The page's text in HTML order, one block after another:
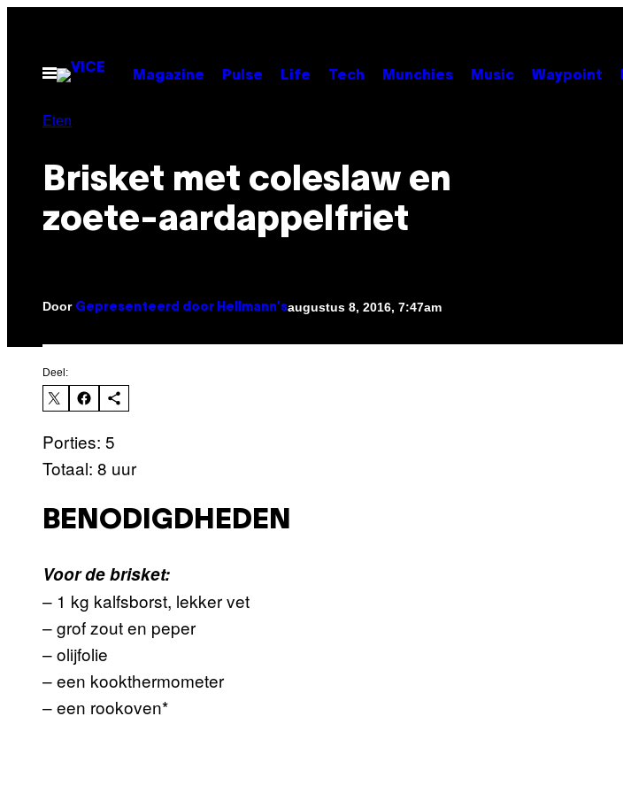
Open
menu
Magazine Pulse Life Tech Munchies Music Waypoint
Eten
Brisket met coleslaw en
zoete-aardappelfriet
Door Gepresenteerd door Hellmann'saugustus 8, 2016, 7:47am
Deel:
Porties: 5
Totaal: 8 uur
BENODIGDHEDEN
Voor de brisket:
– 1 kg kalfsborst, lekker vet
– grof zout en peper
– olijfolie
– een kookthermometer
– een rookoven*